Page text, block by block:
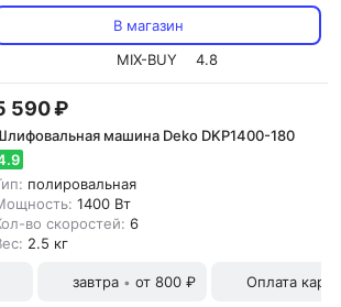
В магазин
MIX-BUY
4.8
590 ₽
машина Deko DKP1400-180
полировальная
1400 Вт
во скоростей: 6
2.5 кг
завтра • от 800 ₽ Оплата